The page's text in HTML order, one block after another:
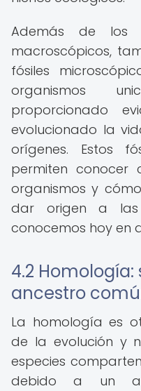
Además de los
macroscópicos,
fósiles
organismos
proporcionado
evolucionado la
orígenes. Estos
permiten conocer
organismos y
dar origen a
conocemos hoy en
4.2
ancestro
La homología es
de la evolución y
especies
debido a un